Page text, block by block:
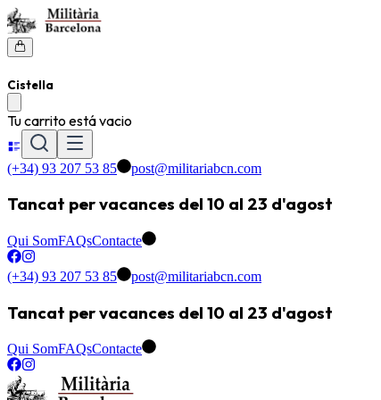
Cistella
Tu carrito está vacio
(+34) 93 207 53 85 post@militariabcn.com
Tancat per vacances del 10 al 23 d'agost
Qui SomFAQsContacte
(+34) 93 207 53 85 post@militariabcn.com
Tancat per vacances del 10 al 23 d'agost
Qui SomFAQsContacte